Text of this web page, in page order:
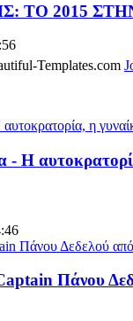
ΤΟ 2015
Templates.com
- Η
Πάνου